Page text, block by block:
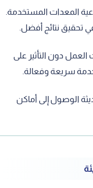
المعدات المستخدمة.
نتائج أفضل.
دون التأثير على
سريعة وفعالة.
الوصول إلى أماكن